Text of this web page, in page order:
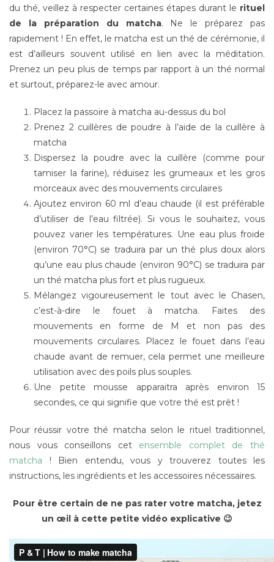
du thé, veillez à respecter certaines étapes durant le rituel
de la préparation du matcha. Ne le préparez pas
rapidement ! En effet, le matcha est un thé de cérémonie, il
est d’ailleurs souvent utilisé en lien avec la méditation.
Prenez un peu plus de temps par rapport à un thé normal
et surtout, préparez-le avec amour.
Placez la passoire à matcha au-dessus du bol
Prenez 2 cuillères de poudre à l’aide de la cuillère à
matcha
Dispersez la poudre avec la cuillère (comme pour
tamiser la farine), réduisez les grumeaux et les gros
morceaux avec des mouvements circulaires
Ajoutez environ 60 ml d’eau chaude (il est préférable
d’utiliser de l’eau filtrée). Si vous le souhaitez, vous
pouvez varier les températures. Une eau plus froide
(environ 70°C) se traduira par un thé plus doux alors
qu’une eau plus chaude (environ 90°C) se traduira par
un thé matcha plus fort et plus rugueux.
Mélangez vigoureusement le tout avec le Chasen,
c’est-à-dire le fouet à matcha. Faites des
mouvements en forme de M et non pas des
mouvements circulaires. Placez le fouet dans l’eau
chaude avant de remuer, cela permet une meilleure
utilisation avec des poils plus souples.
Une petite mousse apparaitra après environ 15
secondes, ce qui signifie que votre thé est prêt !
Pour réussir votre thé matcha selon le rituel traditionnel,
nous vous conseillons cet ensemble complet de thé
matcha ! Bien entendu, vous y trouverez toutes les
instructions, les ingrédients et les accessoires nécessaires.
Pour être certain de ne pas rater votre matcha, jetez
un œil à cette petite vidéo explicative 😉